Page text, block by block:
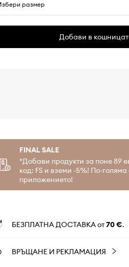
размер
Добави в
FINAL SALE
*Добави продукти за поне 89
код: FS и вземи -5%! По-голяма
приложението!
БЕЗПЛАТНА ДОСТАВКА от70 €.
ВРЪЩАНЕ И РЕКЛАМАЦИЯ